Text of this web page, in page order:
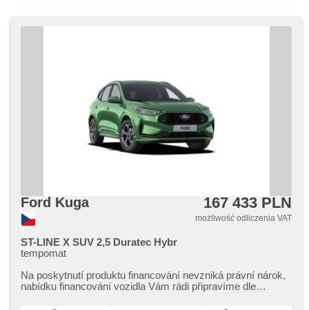
Ford Kuga 167 433 PLN
możliwość odliczenia VAT
ST-LINE X SUV 2,5 Duratec Hybr
tempomat
Na poskytnutí produktu financování nevzniká právní nárok,​
nabídku financování vozidla Vám rádi připravíme dle